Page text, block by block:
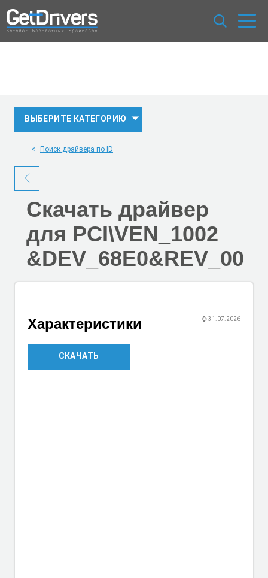
ВЫБЕРИТЕ КАТЕГОРИЮ
Поиск драйвера по ID
Скачать драйвер
для PCI\VEN_1002
&DEV_68E0&REV_00
⌚31.07.2026
Характеристики
СКАЧАТЬ